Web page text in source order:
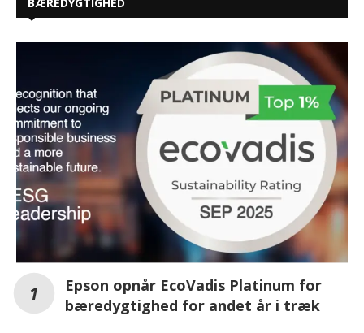
Epson opnår EcoVadis Platinum for
bæredygtighed for andet år i træk